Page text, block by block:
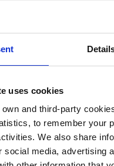
This website uses
We use our own and
generate statistics, to
marketing activities.
site with our social